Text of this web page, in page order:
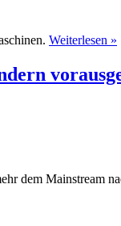
Weiterlesen »
dem Mainstream